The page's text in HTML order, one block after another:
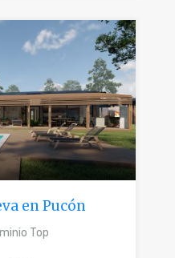
en Pucón
Top